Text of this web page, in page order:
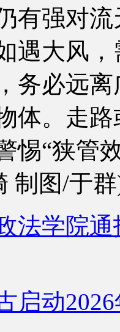
有强对
遇大风
务必远
体。走
惕“狭管
制图/于
法学院
启动